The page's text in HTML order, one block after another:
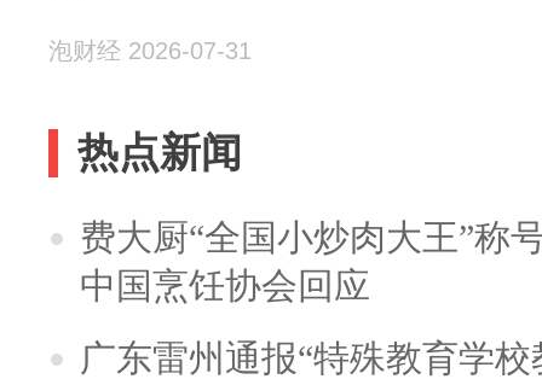
泡财经 2026-07-31
热点新闻
费大厨“全国小炒肉大王”称
中国烹饪协会回应
广东雷州通报“特殊教育学